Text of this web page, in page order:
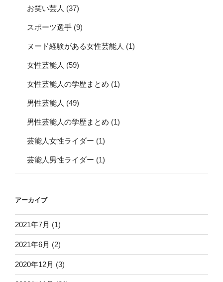
お笑い芸人 (37)
スポーツ選手 (9)
ヌード経験がある女性芸能人 (1)
女性芸能人 (59)
女性芸能人の学歴まとめ (1)
男性芸能人 (49)
男性芸能人の学歴まとめ (1)
芸能人女性ライダー (1)
芸能人男性ライダー (1)
アーカイブ
2021年7月 (1)
2021年6月 (2)
2020年12月 (3)